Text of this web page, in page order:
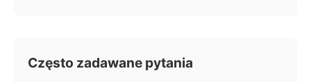
Często zadawane pytania